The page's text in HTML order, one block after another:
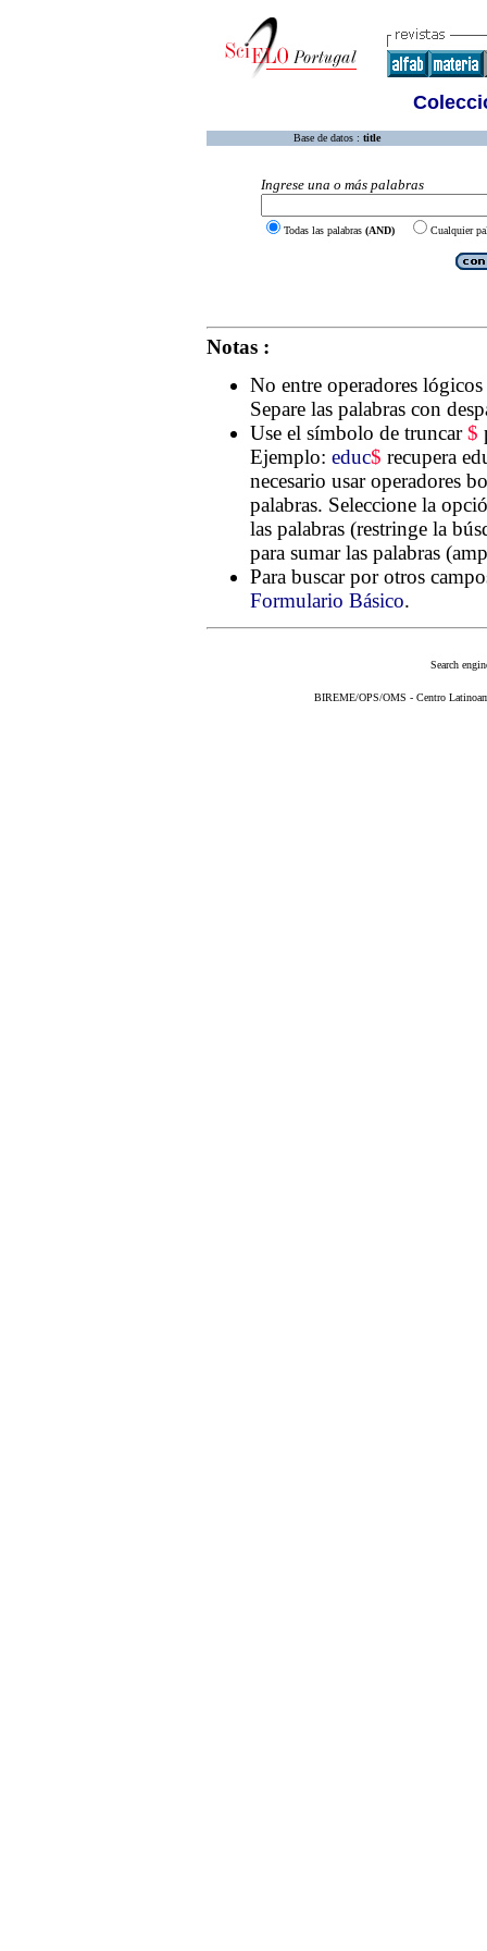
Base de datos : title
Ingrese una o más palabras
Todas las palabras (AND) Cualquier
Notas :
No entre operadores
Separe las palabras con
Use el símbolo de truncar$
Ejemplo: educ$ recupera
necesario usar operadores
palabras. Seleccione la
las palabras (restringe la
para sumar las palabras
Para buscar por otros
Formulario Básico.
Search
BIREME/OPS/OMS - Centro